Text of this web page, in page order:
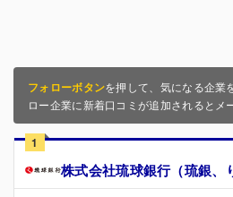
フォローボタンを押して、気になる企業
ロー企業に新着口コミが追加されるとメ
1
株式会社琉球銀行（琉銀、